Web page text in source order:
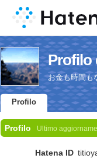
Profilo
お金も時間も
Profilo
Profilo Ultimo
Hatena ID